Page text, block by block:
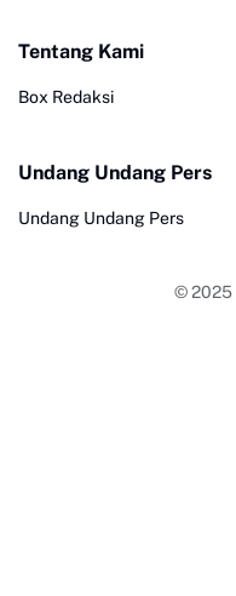
Tentang Kami
Box Redaksi
Undang Undang Pers
Undang Undang Pers
© 2025